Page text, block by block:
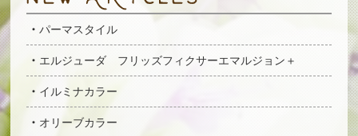
パーマスタイル
エルジューダ フリッズフィクサーエマルジョン＋
イルミナカラー
オリーブカラー